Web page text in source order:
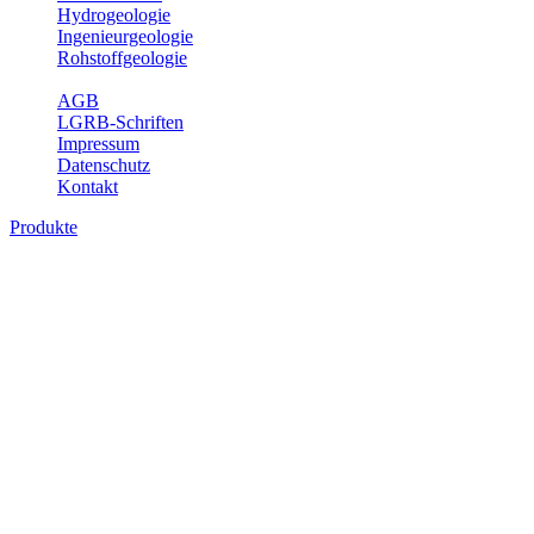
Hydrogeologie
Ingenieurgeologie
Rohstoffgeologie
AGB
LGRB-Schriften
Impressum
Datenschutz
Kontakt
Produkte